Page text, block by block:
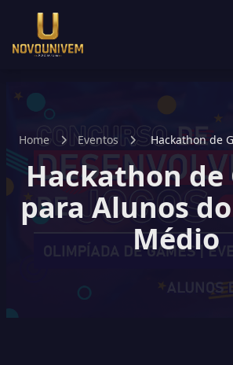
Home Eventos
Hackathon de
do
Hackathon de
para Alunos
Médio